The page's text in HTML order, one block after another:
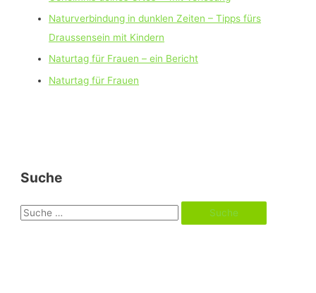
Naturverbindung in dunklen Zeiten – Tipps fürs
Draussensein mit Kindern
Naturtag für Frauen – ein Bericht
Naturtag für Frauen
Suche
S